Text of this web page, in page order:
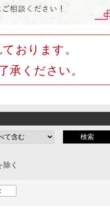
おります。
承ください。
除く